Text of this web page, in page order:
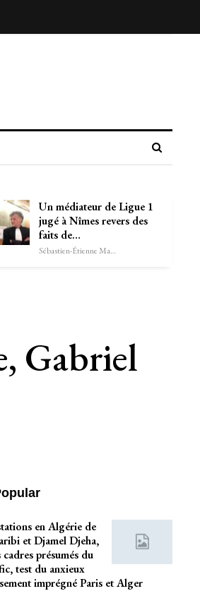
Un médiateur de Ligue 1
jugé à Nîmes revers des
faits de…
Sébastien-Étienne Marechal
Gabriel
en Algérie de
et Djamel Djeha,
cadres présumés du
test du anxieux
imprégné Paris et Alger